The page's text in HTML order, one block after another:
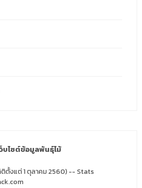
บไซต์ข้อมูลพันธุ์ไม้
ติตั้งแต่ 1 ตุลาคม 2560) -- Stats